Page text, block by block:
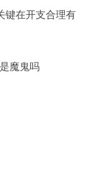
键在开支合理有
魔鬼吗